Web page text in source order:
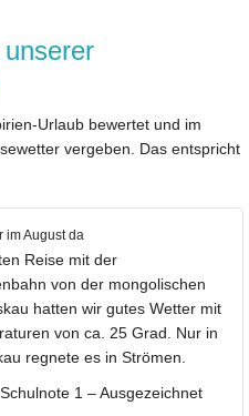
Urlaub bewertet und im
vergeben. Das entspricht
im August da
Reise mit der
von der mongolischen
hatten wir gutes Wetter mit
von ca. 25 Grad. Nur in
regnete es in Strömen.
Schulnote 1 – Ausgezeichnet